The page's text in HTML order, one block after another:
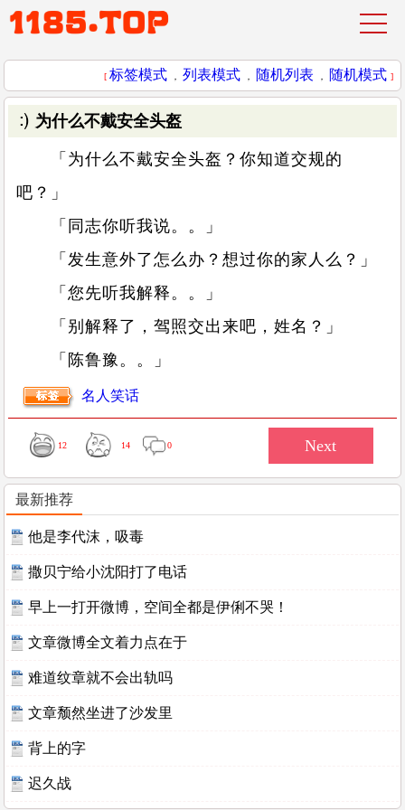
[ 标签模式 ， 列表模式 ， 随机列表 ， 随机模式 ]
为什么不戴安全头盔
「为什么不戴安全头盔？你知道交规的
吧？」
「同志你听我说。。」
「发生意外了怎么办？想过你的家人么？」
「您先听我解释。。」
「别解释了，驾照交出来吧，姓名？」
「陈鲁豫。。」
名人笑话
12 14 0
最新推荐
他是李代沫，吸毒
撒贝宁给小沈阳打了电话
早上一打开微博，空间全都是伊俐不哭！
文章微博全文着力点在于
难道纹章就不会出轨吗
文章颓然坐进了沙发里
背上的字
迟久战